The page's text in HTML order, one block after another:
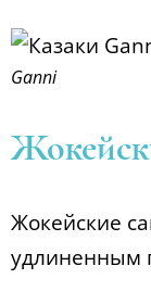
Ganni
Жокейские
удлиненным